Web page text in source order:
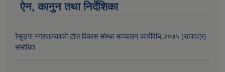
ऐन, कानुन तथा निर्देशिका
रेसुङ्गा नगरपालकाको टोल विकास संस्था सञ्चालन कार्यविधि,२०७५ (राजपत्र)
संसोधित